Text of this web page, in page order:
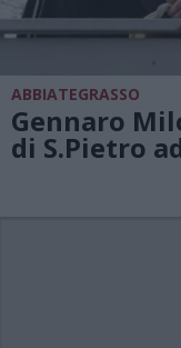
ABBIATEGRASSO
Gennaro
di S.Pietro